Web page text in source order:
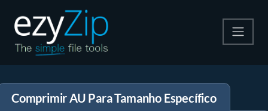
Descompactar
Comprimir AU Para Tamanho Específico